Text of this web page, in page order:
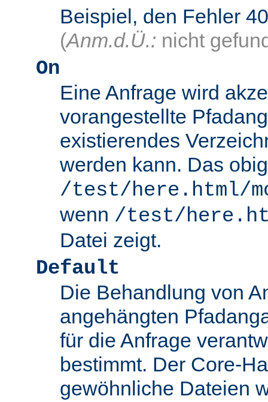
Beispiel, den Fehler
(Anm.d.Ü.: nicht
On
Eine Anfrage wird
vorangestellte
existierendes
werden kann. Das
/test/here.html/
wenn /test/
Datei zeigt.
Default
Die Behandlung von
angehängten
für die Anfrage
bestimmt. Der Core-
gewöhnliche Dateien